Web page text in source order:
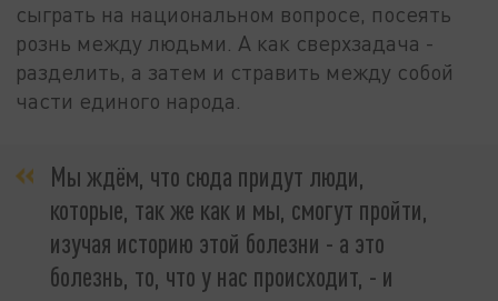
сыграть на национальном вопросе, посеять
рознь между людьми. А как сверхзадача -
разделить, а затем и стравить между собой
части единого народа.
Мы ждём, что сюда придут люди,
которые, так же как и мы, смогут пройти,
изучая историю этой болезни - а это
болезнь, то, что у нас происходит, - и